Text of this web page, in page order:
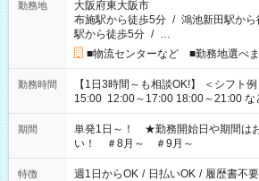
勤務地
大阪府東大阪市
布施駅から徒歩5分 / 鴻池新田駅か
駅から徒歩5分 / …
■物流センターなど ■勤務地選べ
勤務時間
【1日3時間～も相談OK!】 ＜シフト例＞ 9:00～12:00 10:00～
15:00 12:00～17:00 18:00～21:00 など こちら以外の時間
お気軽にご相談ください！
期間
単発1日～！ ★勤務開始日や期間は
い！ ＃8月～ ＃9月～
特徴 週1日からOK / 日払いOK / 履歴書不要